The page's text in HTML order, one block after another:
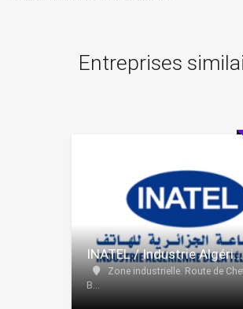
Entreprises
INATEL / Industrie Algéri...
Zone industrielle. Route de
B...